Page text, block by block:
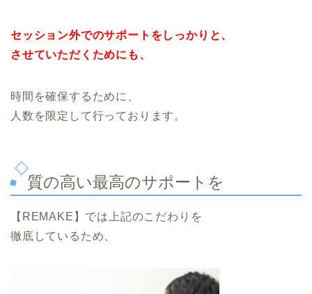
セッション外でのサポートをしっかりと、
させていただくためにも、
時間を確保するために、
人数を限定して行っております。
質の高い最高のサポートを
【REMAKE】では上記のこだわりを
徹底しているため、